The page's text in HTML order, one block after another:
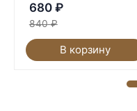
680 ₽
840 ₽
В корзину